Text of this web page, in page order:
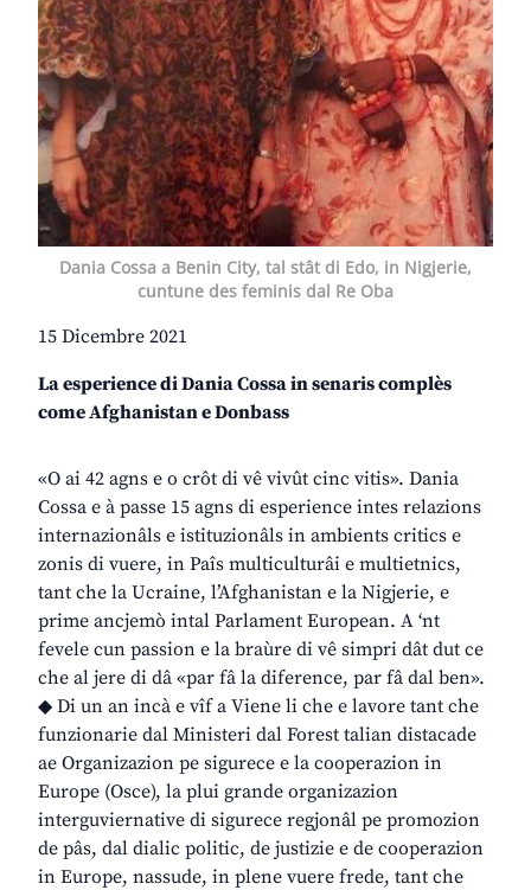
Dania Cossa a Benin City, tal stât di Edo, in Nigjerie,
cuntune des feminis dal Re Oba
15 Dicembre 2021
La esperience di Dania Cossa in senaris complès
come Afghanistan e Donbass
«O ai 42 agns e o crôt di vê vivût cinc vitis». Dania
Cossa e à passe 15 agns di esperience intes relazions
internazionâls e istituzionâls in ambients critics e
zonis di vuere, in Paîs multiculturâi e multietnics,
tant che la Ucraine, l’Afghanistan e la Nigjerie, e
prime ancjemò intal Parlament European. A ‘nt
fevele cun passion e la braùre di vê simpri dât dut ce
che al jere di dâ «par fâ la diference, par fâ dal ben».
◆ Di un an incà e vîf a Viene li che e lavore tant che
funzionarie dal Ministeri dal Forest talian distacade
ae Organizazion pe sigurece e la cooperazion in
Europe (Osce), la plui grande organizazion
interguviernative di sigurece regjonâl pe promozion
de pâs, dal dialic politic, de justizie e de cooperazion
in Europe, nassude, in plene vuere frede, tant che